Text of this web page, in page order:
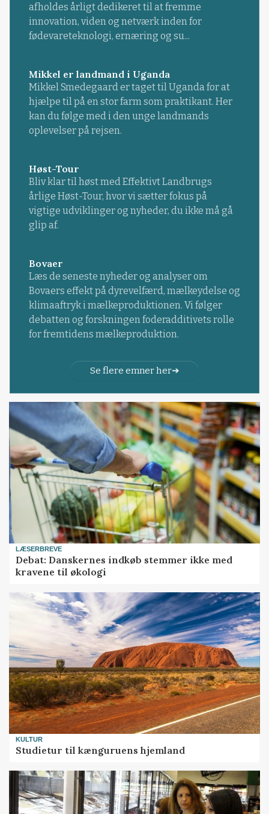
afholdes årligt dedikeret til at fremme
innovation, viden og netværk inden for
fødevareteknologi, ernæring og su...
Mikkel er landmand i Uganda
Mikkel Smedegaard er taget til Uganda for at
hjælpe til på en stor farm som praktikant. Her
kan du følge med i den unge landmands
oplevelser på rejsen.
Høst-Tour
Bliv klar til høst med Effektivt Landbrugs
årlige Høst-Tour, hvor vi sætter fokus på
vigtige udviklinger og nyheder, du ikke må gå
glip af.
Bovaer
Læs de seneste nyheder og analyser om
Bovaers effekt på dyrevelfærd, mælkeydelse og
klimaaftryk i mælkeproduktionen. Vi følger
debatten og forskningen foderadditivets rolle
for fremtidens mælkeproduktion.
Se flere emner her
LÆSERBREVE
Debat: Danskernes indkøb stemmer ikke med
kravene til økologi
KULTUR
Studietur til kænguruens hjemland